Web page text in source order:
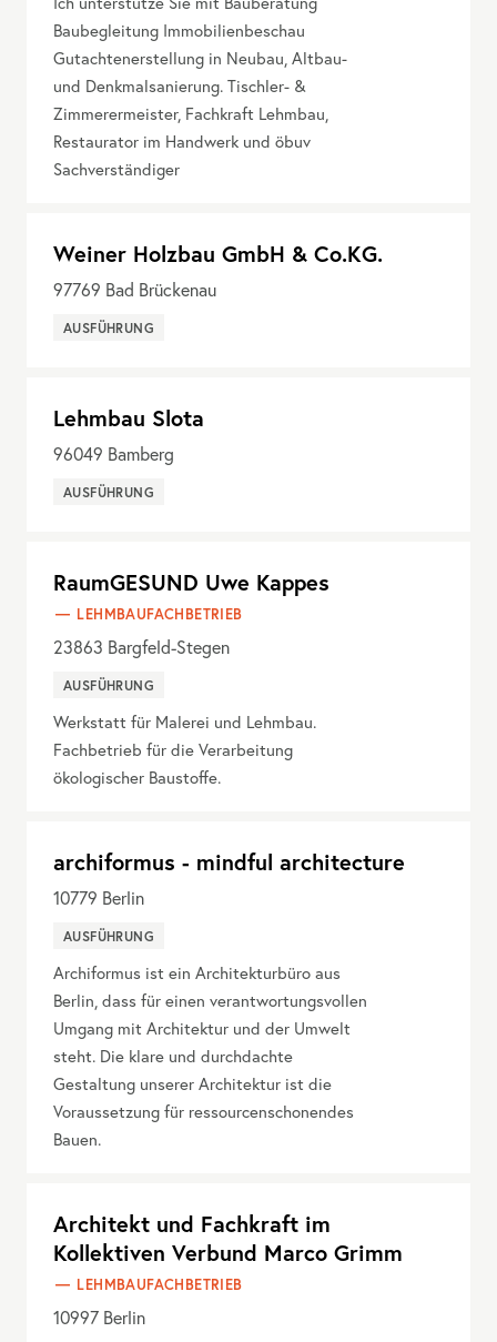
Baubegleitung Immobilienbeschau
Gutachtenerstellung in Neubau, Altbau-
und Denkmalsanierung. Tischler- &
Zimmerermeister, Fachkraft Lehmbau,
Restaurator im Handwerk und öbuv
Sachverständiger
Weiner Holzbau GmbH & Co.KG.
97769 Bad Brückenau
AUSFÜHRUNG
Lehmbau Slota
96049 Bamberg
AUSFÜHRUNG
RaumGESUND Uwe Kappes
LEHMBAUFACHBETRIEB
23863 Bargfeld-Stegen
AUSFÜHRUNG
Werkstatt für Malerei und Lehmbau.
Fachbetrieb für die Verarbeitung
ökologischer Baustoffe.
archiformus - mindful architecture
10779 Berlin
AUSFÜHRUNG
Archiformus ist ein Architekturbüro aus
Berlin, dass für einen verantwortungsvollen
Umgang mit Architektur und der Umwelt
steht. Die klare und durchdachte
Gestaltung unserer Architektur ist die
Voraussetzung für ressourcenschonendes
Bauen.
Architekt und Fachkraft im
Kollektiven Verbund Marco Grimm
LEHMBAUFACHBETRIEB
10997 Berlin